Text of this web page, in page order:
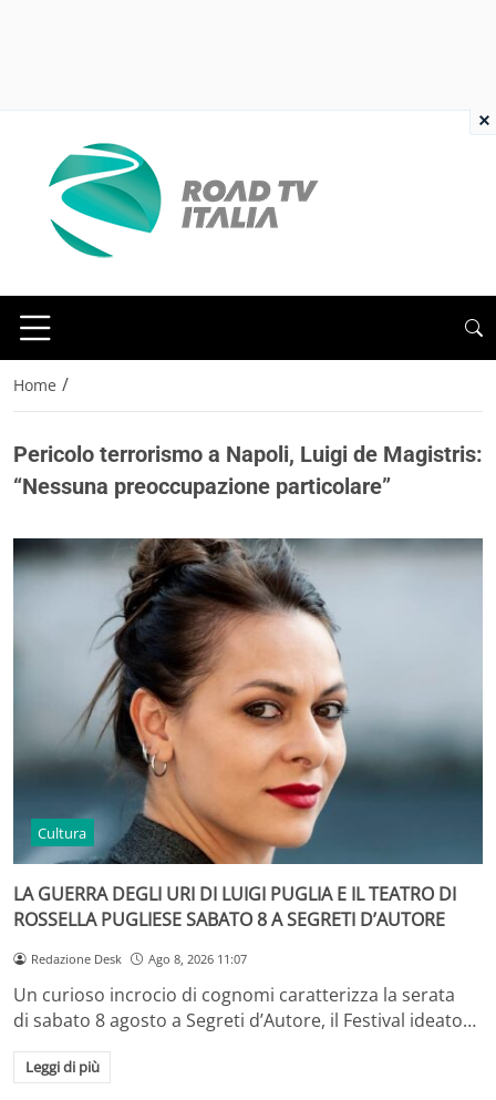
Home /
Pericolo terrorismo a Napoli, Luigi de Magistris:
“Nessuna preoccupazione particolare”
Cultura
LA GUERRA DEGLI URI DI LUIGI PUGLIA E IL TEATRO DI
ROSSELLA PUGLIESE SABATO 8 A SEGRETI D’AUTORE
Redazione Desk Ago 8, 2026 11:07
Un curioso incrocio di cognomi caratterizza la serata
di sabato 8 agosto a Segreti d’Autore, il Festival ideato…
Leggi di più
×